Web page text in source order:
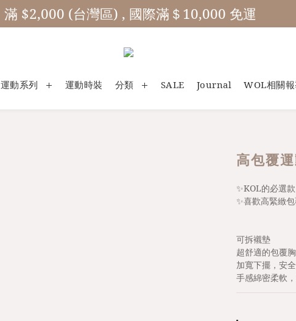
滿 $2,000 (台灣區) , 國際滿＄10,000 免運
運動系列 運動時裝 分類 SALE Journal WOL相關
高包覆
✨KOL的必選款
✨喜歡高緊緻
可拆襯墊
超舒適的包覆
加寬下擺，安
手感綿密柔軟